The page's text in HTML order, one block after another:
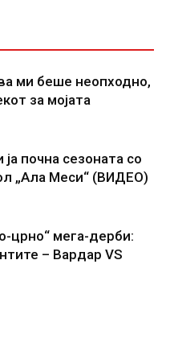
ми беше неопходно,
за мојата
почна сезоната со
„Ала Меси“ (ВИДЕО)
црно“ мега-дерби:
– Вардар VS